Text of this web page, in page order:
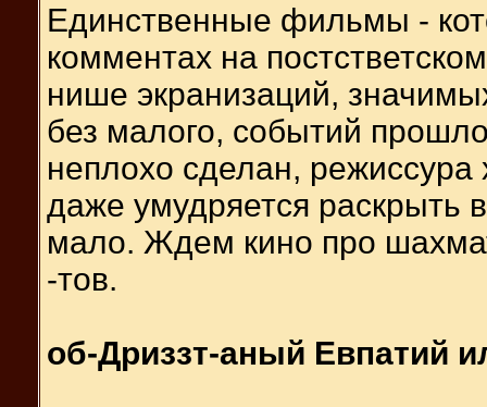
Единственные фильмы -
комментах на
нише экранизаций,
без малого, событий
неплохо сделан,
даже умудряется раскрыть
мало. Ждем кино про
-тов.
об-Дриззт-аный Евпатий